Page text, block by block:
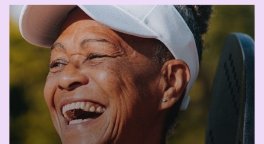
다.” 임상 영양 41, no. 7 (2022): 1549-1556.
8. FMCG Gurus: 환자식(특수의료용도식품) 조사 시
리즈 2023. “당신은 제품의 권장 과정을 완료하지 않
았다고 언급했습니다. 그 이유는 무엇인가요?